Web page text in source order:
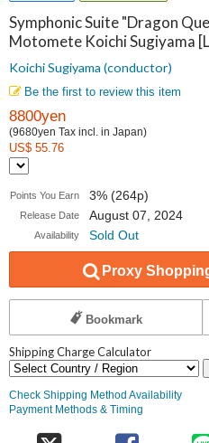
Symphonic Suite "Dragon
Motomete Koichi Sugiyama
Koichi Sugiyama (conductor)
Be the first to review this item
8800yen
(9680yen Tax incl. in Japan)
US$ 55.76
Points You Earn 3% (264p)
Release Date August 07, 2024
Availability Sold Out
Proxy
Bookmark
Shipping Charge Calculator
Check Shipping Method Availability
Payment Methods & Timing